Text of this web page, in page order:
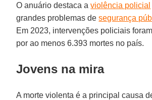
O anuário destaca aviolência policial
grandes problemas desegurança
Em 2023, intervenções policiais
por ao menos 6.393 mortes no país.
Jovens na mira
A morte violenta é a principal causa